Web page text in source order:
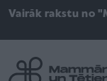
Vairāk rakstu no